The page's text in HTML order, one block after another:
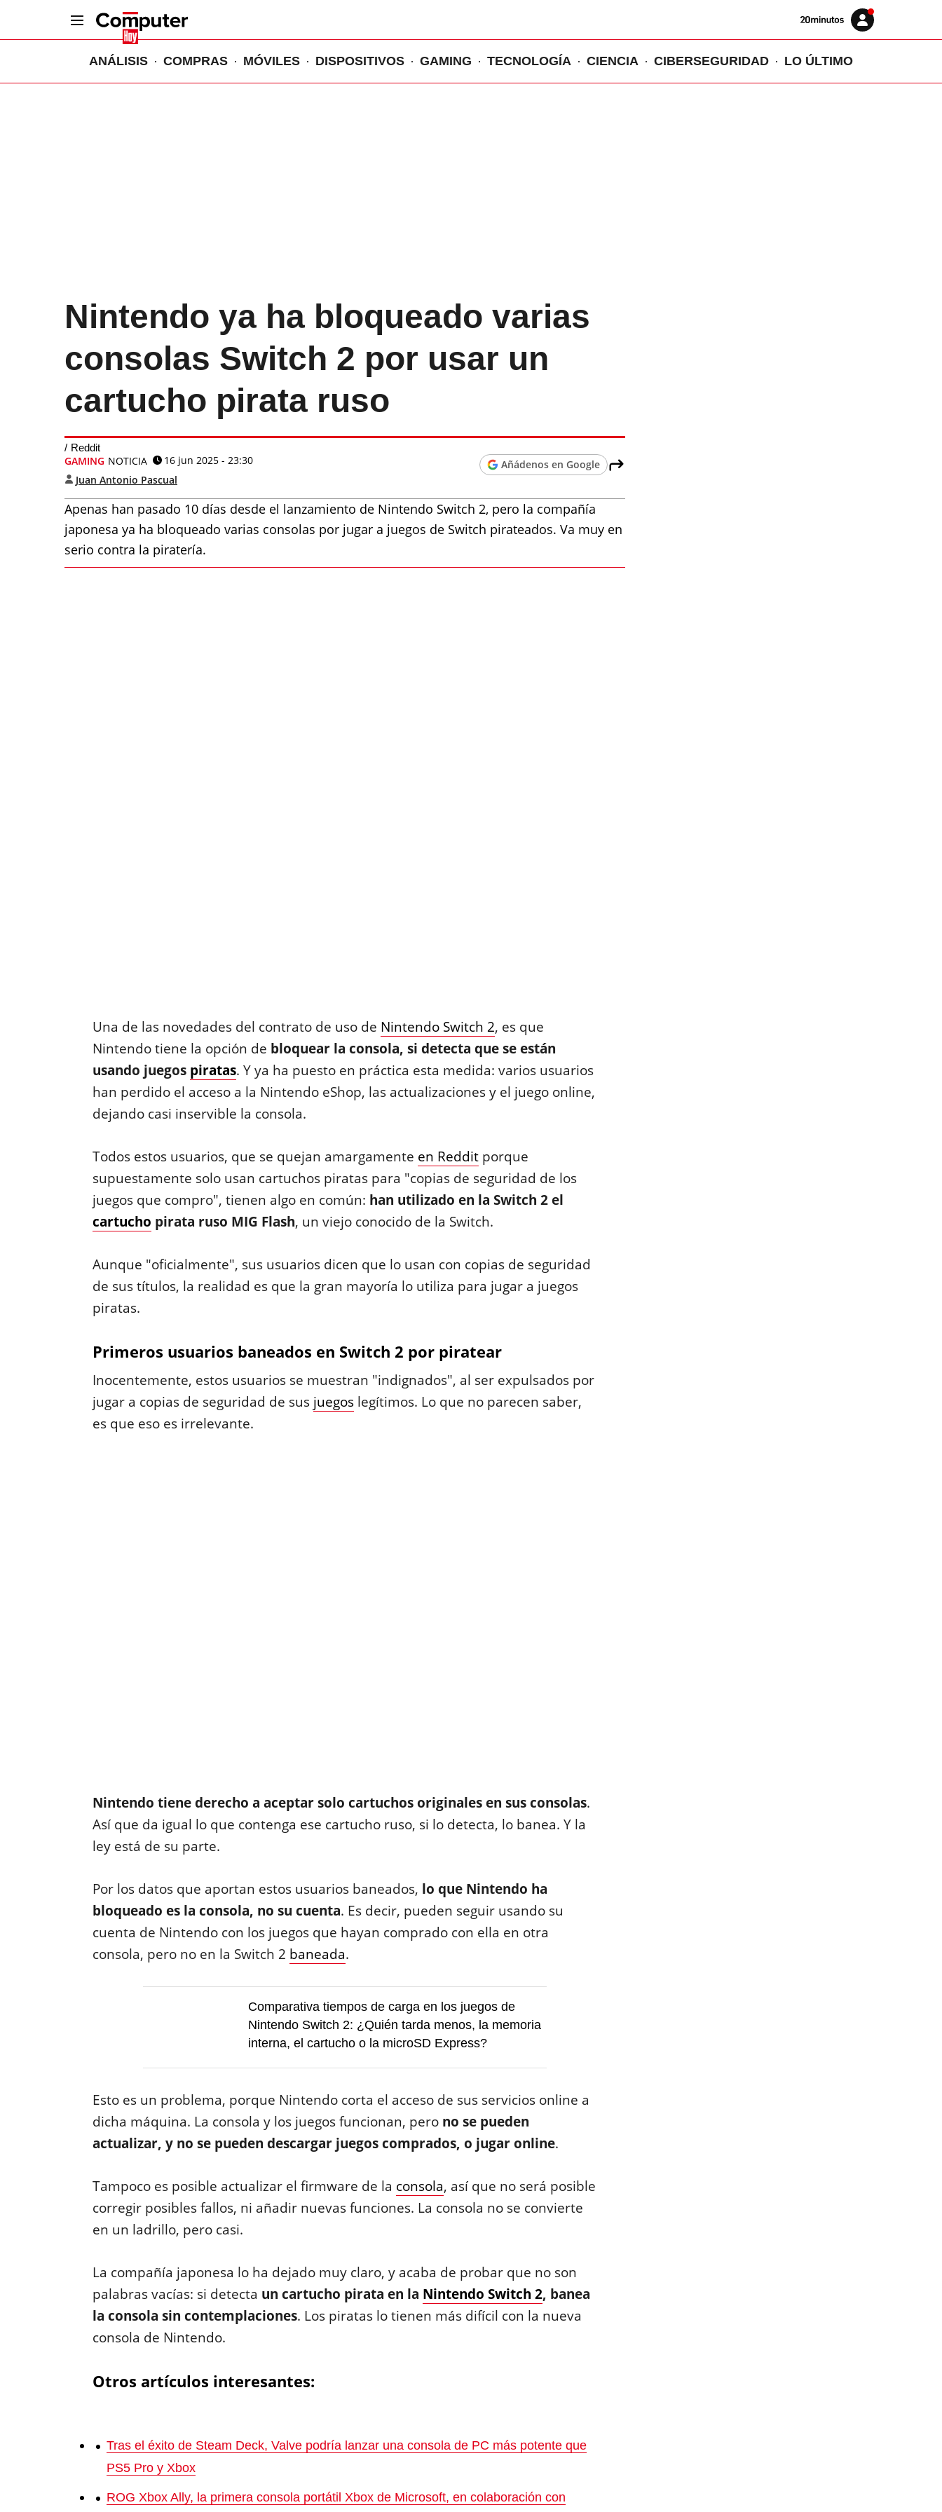
Volver
Iniciar
sesión
ANÁLISIS COMPRAS MÓVILES DISPOSITIVOS GAMING TECNOLOGÍA CIENCIA CIBERSEGURIDAD LO ÚLTIMO
Nintendo ya ha bloqueado varias
consolas Switch 2 por usar un
cartucho pirata ruso
Reddit
GAMING NOTICIA
16 jun 2025 - 23:30
Juan Antonio Pascual
Añádenos en Google
Apenas han pasado 10 días desde el lanzamiento de Nintendo Switch 2, pero la compañía
japonesa ya ha bloqueado varias consolas por jugar a juegos de Switch pirateados. Va muy en
serio contra la piratería.
Una de las novedades del contrato de uso de Nintendo Switch 2, es que
Nintendo tiene la opción de bloquear la consola, si detecta que se están
usando juegos piratas. Y ya ha puesto en práctica esta medida: varios usuarios
han perdido el acceso a la Nintendo eShop, las actualizaciones y el juego online,
dejando casi inservible la consola.
Todos estos usuarios, que se quejan amargamente en Redditporque
supuestamente solo usan cartuchos piratas para "copias de seguridad de los
juegos que compro", tienen algo en común: han utilizado en la Switch 2 el
cartucho pirata ruso MIG Flash, un viejo conocido de la Switch.
Aunque "oficialmente", sus usuarios dicen que lo usan con copias de seguridad
de sus títulos, la realidad es que la gran mayoría lo utiliza para jugar a juegos
piratas.
Primeros usuarios baneados en Switch 2 por piratear
Inocentemente, estos usuarios se muestran "indignados", al ser expulsados por
jugar a copias de seguridad de sus juegoslegítimos. Lo que no parecen saber,
es que eso es irrelevante.
Nintendo tiene derecho a aceptar solo cartuchos originales en sus consolas.
Así que da igual lo que contenga ese cartucho ruso, si lo detecta, lo banea. Y la
ley está de su parte.
Por los datos que aportan estos usuarios baneados, lo que Nintendo ha
bloqueado es la consola, no su cuenta. Es decir, pueden seguir usando su
cuenta de Nintendo con los juegos que hayan comprado con ella en otra
consola, pero no en la Switch 2 baneada.
Comparativa tiempos de carga en los juegos de
Nintendo Switch 2: ¿Quién tarda menos, la memoria
interna, el cartucho o la microSD Express?
Esto es un problema, porque Nintendo corta el acceso de sus servicios online a
dicha máquina. La consola y los juegos funcionan, pero no se pueden
actualizar, y no se pueden descargar juegos comprados, o jugar online.
Tampoco es posible actualizar el firmware de la consola, así que no será posible
corregir posibles fallos, ni añadir nuevas funciones. La consola no se convierte
en un ladrillo, pero casi.
La compañía japonesa lo ha dejado muy claro, y acaba de probar que no son
palabras vacías: si detecta un cartucho pirata en la Nintendo Switch 2, banea
la consola sin contemplaciones. Los piratas lo tienen más difícil con la nueva
consola de Nintendo.
Otros artículos interesantes:
Tras el éxito de Steam Deck, Valve podría lanzar una consola de PC más potente que
PS5 Pro y Xbox
ROG Xbox Ally, la primera consola portátil Xbox de Microsoft, en colaboración con